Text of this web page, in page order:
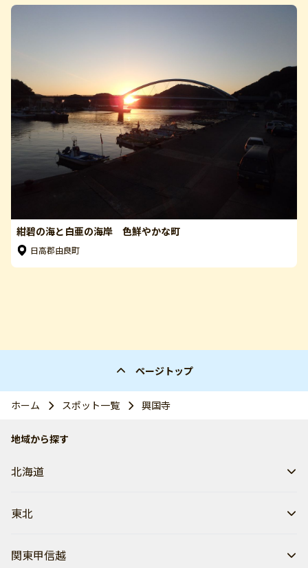
紺碧の海と白亜の海岸 色鮮やかな町
日高郡由良町
ページトップ
ホーム スポット一覧 興国寺
地域から探す
北海道
東北
関東甲信越